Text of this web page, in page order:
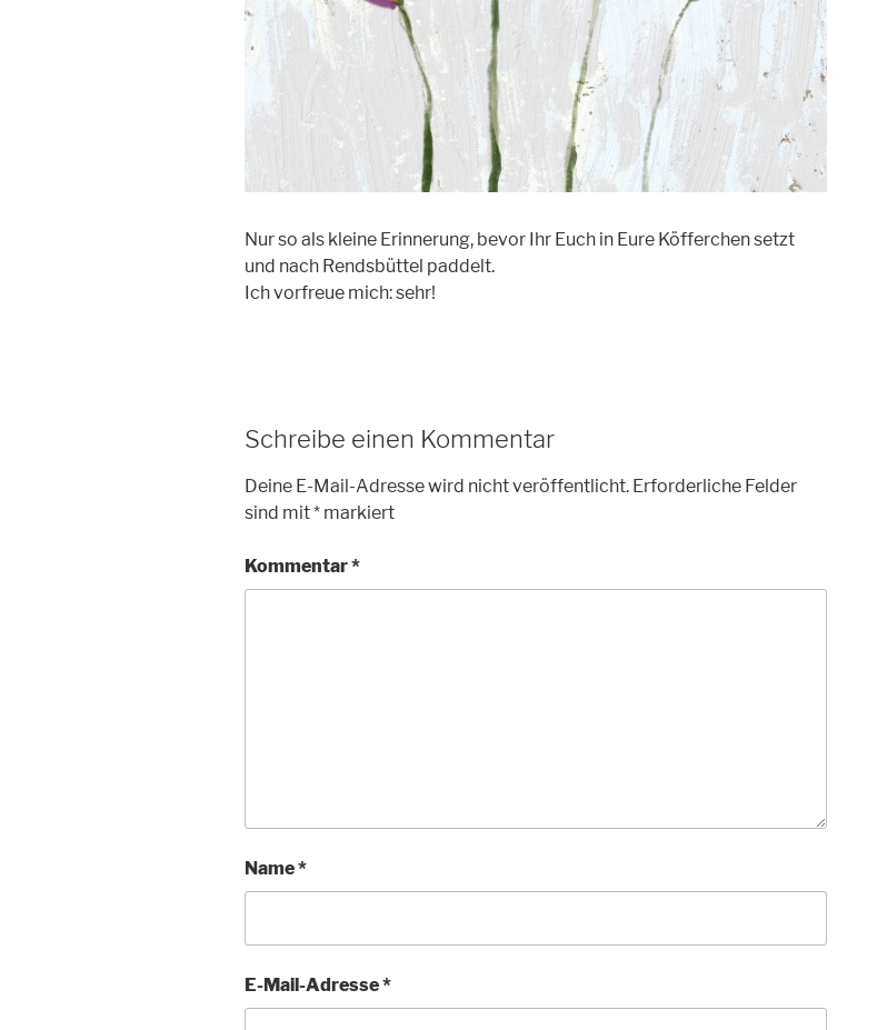
Nur so als kleine Erinnerung, bevor Ihr Euch in Eure Köfferchen setzt
und nach Rendsbüttel paddelt.
Ich vorfreue mich: sehr!
Schreibe einen Kommentar
Deine E-Mail-Adresse wird nicht veröffentlicht. Erforderliche Felder
sind mit* markiert
Kommentar*
Name*
E-Mail-Adresse*